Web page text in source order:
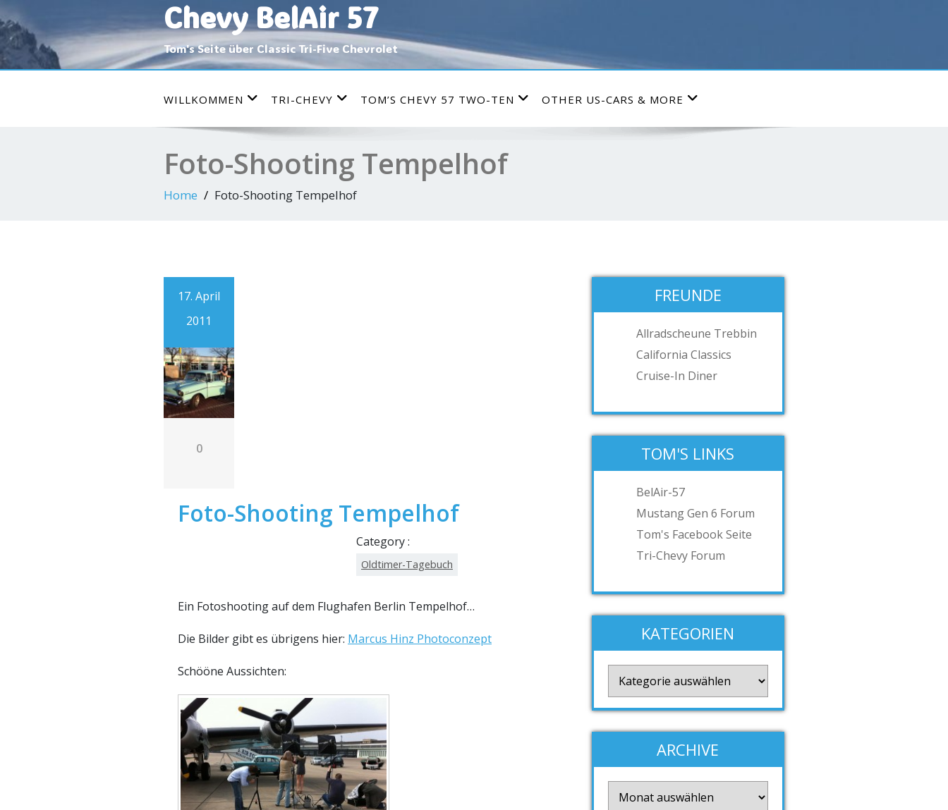
Skip
to
content
Chevy BelAir 57
Tom's Seite über Classic Tri-Five Chevrolet
WILLKOMMEN TRI-CHEVY TOM’S CHEVY 57 TWO-TEN OTHER US-CARS & MORE
Foto-Shooting Tempelhof
Home Foto-Shooting Tempelhof
17. April
2011
0
Foto-Shooting Tempelhof
Category :
Oldtimer-Tagebuch
Ein Fotoshooting auf dem Flughafen Berlin Tempelhof…
Die Bilder gibt es übrigens hier: Marcus Hinz Photoconzept
Schööne Aussichten:
FREUNDE
Allradscheune Trebbin
California Classics
Cruise-In Diner
TOM'S LINKS
BelAir-57
Mustang Gen 6 Forum
Tom's Facebook Seite
Tri-Chevy Forum
KATEGORIEN
ARCHIVE